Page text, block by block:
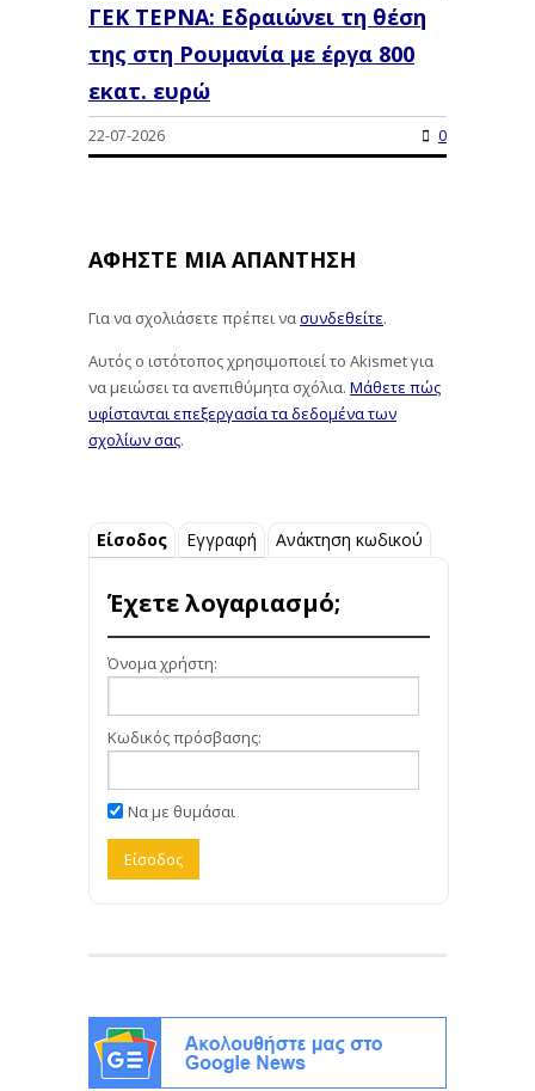
ΓΕΚ ΤΕΡΝΑ: Εδραιώνει τη θέση
της στη Ρουμανία με έργα 800
εκατ. ευρώ
22-07-2026 0
ΑΦΉΣΤΕ ΜΙΑ ΑΠΆΝΤΗΣΗ
Για να σχολιάσετε πρέπει νασυνδεθείτε.
Αυτός ο ιστότοπος χρησιμοποιεί το Akismet για
να μειώσει τα ανεπιθύμητα σχόλια. Μάθετε πώς
υφίστανται επεξεργασία τα δεδομένα των
σχολίων σας.
Είσοδος Εγγραφή Ανάκτηση κωδικού
Έχετε λογαριασμό;
Όνομα χρήστη:
Κωδικός πρόσβασης:
Να με θυμάσαι